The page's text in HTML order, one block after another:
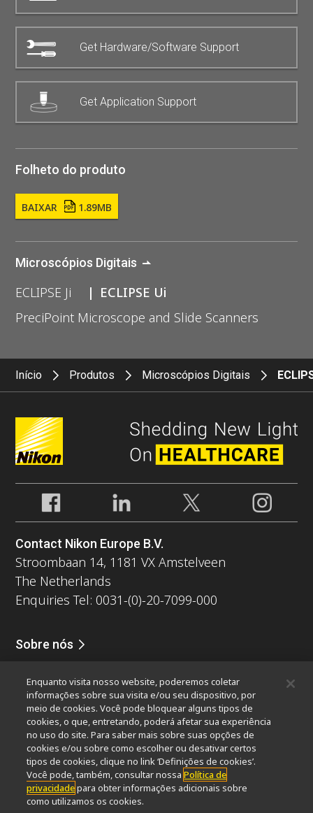
Get Hardware/Software Support
Get Application Support
Folheto do produto
BAIXAR 1.89MB
Microscópios Digitais
ECLIPSE Ji
ECLIPSE Ui
PreciPoint Microscope and Slide Scanners
Início Produtos Microscópios Digitais
Contact Nikon Europe B.V.
Stroombaan 14, 1181 VX Amstelveen
The Netherlands
Enquiries Tel: 0031-(0)-20-7099-000
Sobre nós
Sustentabilidade
Bem-estar
Nikon Microscopes 100th Anniversary
Popular Links
Últimas notícias e novidadesSeletor de Objetivas
Resolution CalculatorPubScopeOEM
Nikon Small World
MicroscopyU
Enquanto visita nosso website, poderemos coletar
informações sobre sua visita e/ou seu dispositivo, por
meio de cookies. Você pode bloquear alguns tipos de
cookies, o que, entretando, poderá afetar sua experiência
no uso do site. Para saber mais sobre suas opções de
cookies e/ou sobre como escolher ou desativar certos
tipos de cookies, clique no link ‘Definições de cookies’.
Você pode, também, consultar nossaPolítica de
privacidadepara obter informações adicionais sobre
como utilizamos os cookies.